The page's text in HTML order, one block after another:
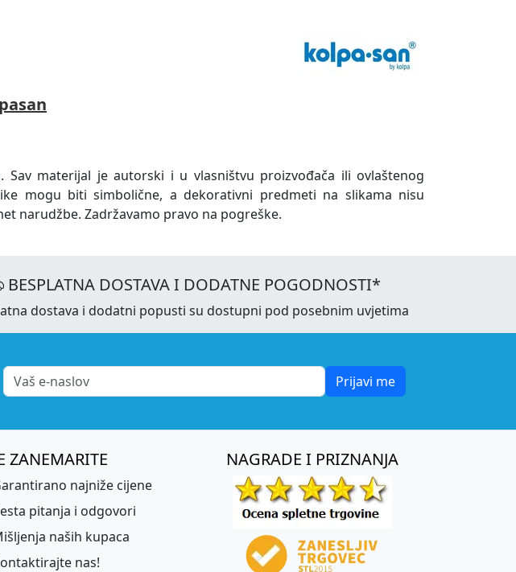
Sav materijal je autorski i u vlasništvu proizvođača ili ovlaštenog
mogu biti simbolične, a dekorativni predmeti na slikama nisu
narudžbe. Zadržavamo pravo na pogreške.
BESPLATNA DOSTAVA I DODATNE POGODNOSTI*
dostava i dodatni popusti su dostupni pod posebnim uvjetima
Prijavi me
ZANEMARITE
najniže cijene
pitanja i odgovori
naših kupaca
nas!
NAGRADE I PRIZNANJA